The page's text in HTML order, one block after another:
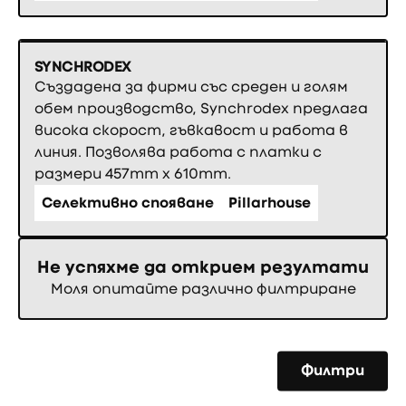
Филтри
SYNCHRODEX
Създадена за фирми със среден и голям
обем производство, Synchrodex предлага
висока скорост, гъвкавост и работа в
линия. Позволява работа с платки с
размери 457mm x 610mm.
Селективно спояване
Pillarhouse
Не успяхме да открием резултати
Моля опитайте различно филтриране